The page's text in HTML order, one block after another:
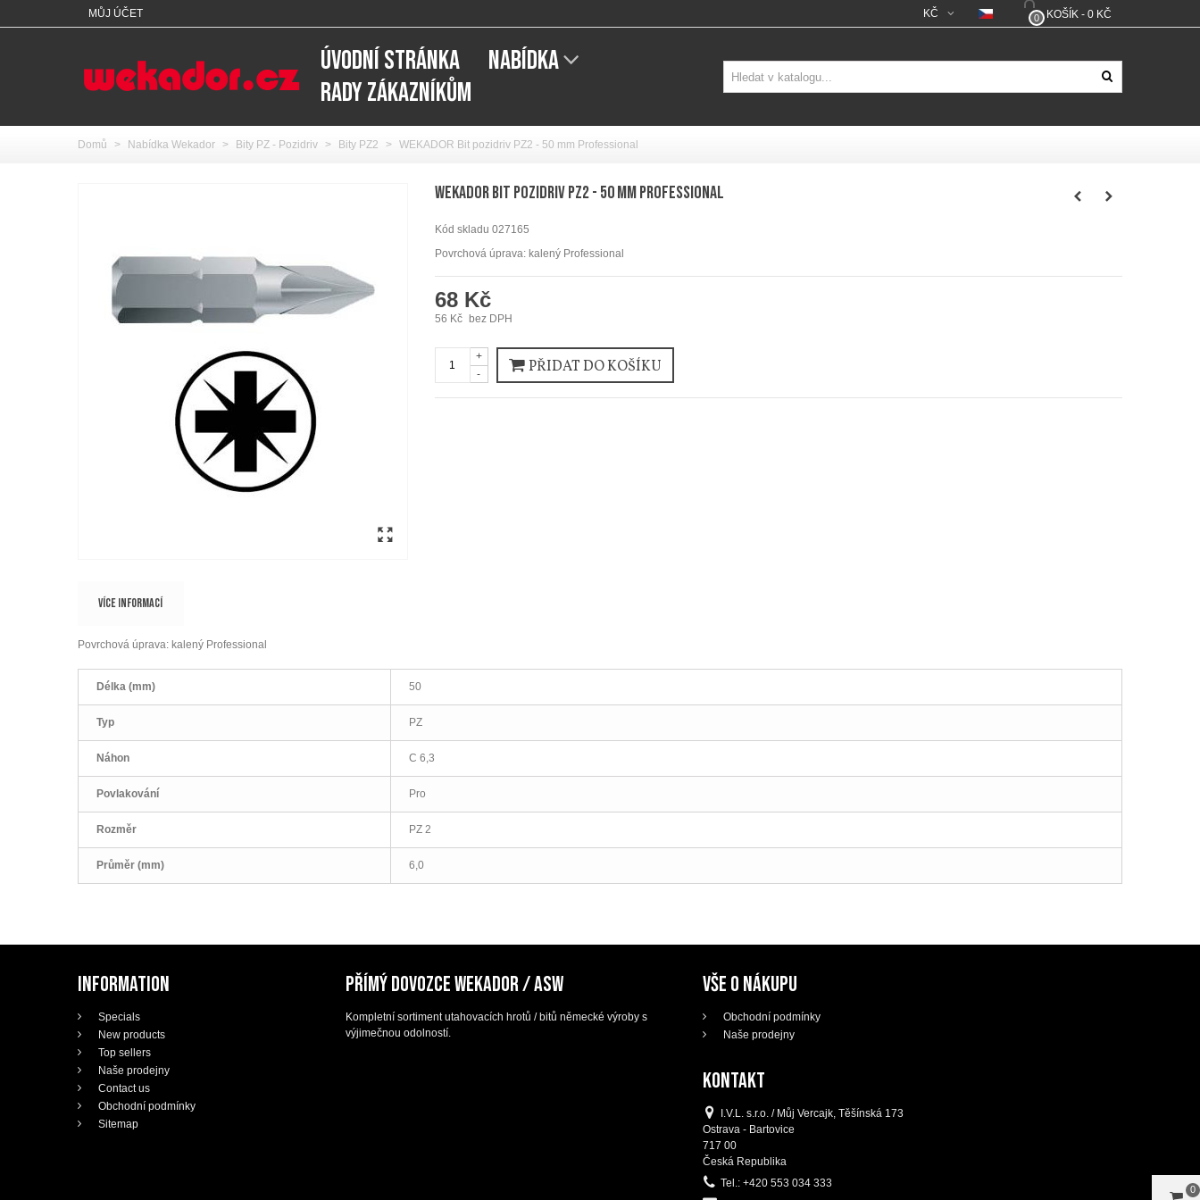
MŮJ ÚČET KČ 0 KOŠÍK - 0 KČ
ÚVODNÍ STRÁNKA
NABÍDKA
RADY ZÁKAZNÍKŮM
Domů > Nabídka Wekador > Bity PZ - Pozidriv > Bity PZ2 > WEKADOR Bit pozidriv PZ2 - 50 mm Professional
WEKADOR Bit pozidriv PZ2 - 50 mm Professional
Kód skladu 027165
Povrchová úprava: kalený Professional
68 Kč
56 Kč bez DPH
-
+
PŘIDAT DO KOŠÍKU
VÍCE INFORMACÍ
Povrchová úprava: kalený Professional
Délka (mm) 50
Typ PZ
Náhon C 6,3
Povlakování Pro
Rozměr PZ 2
Průměr (mm) 6,0
INFORMATION
Specials
New products
Top sellers
Naše prodejny
Contact us
Obchodní podmínky
Sitemap
PŘÍMÝ DOVOZCE WEKADOR / ASW
Kompletní sortiment utahovacích hrotů / bitů německé výroby s
výjimečnou odolností.
VŠE O NÁKUPU
Obchodní podmínky
Naše prodejny
KONTAKT
I.V.L. s.r.o. / Můj Vercajk, Těšínská 173
Ostrava - Bartovice
717 00
Česká Republika
Tel.: +420 553 034 333
0